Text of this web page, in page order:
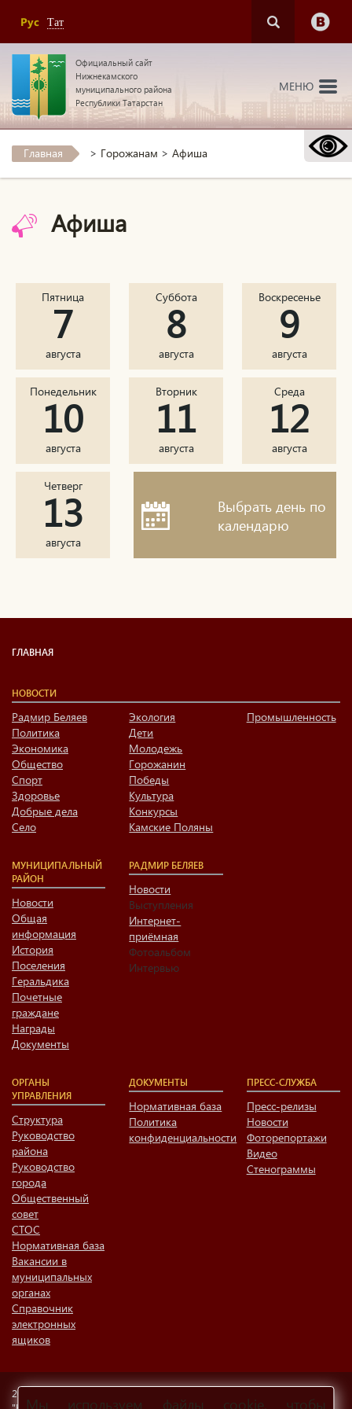
Рус Тат
Официальный сайт
Нижнекамского
муниципального района
Республики Татарстан
МЕНЮ
Главная > Горожанам > Афиша
Афиша
Пятница
7
августа
Суббота
8
августа
Воскресенье
9
августа
Понедельник
10
августа
Вторник
11
августа
Среда
12
августа
Четверг
13
августа
Выбрать день по
календарю
ГЛАВНАЯ
НОВОСТИ
Радмир Беляев
Политика
Экономика
Общество
Спорт
Здоровье
Добрые дела
Село
Экология
Дети
Молодежь
Горожанин
Победы
Культура
Конкурсы
Камские Поляны
Промышленность
МУНИЦИПАЛЬНЫЙ
РАЙОН
Новости
Общая
информация
История
Поселения
Геральдика
Почетные
граждане
Награды
Документы
РАДМИР БЕЛЯЕВ
Новости
Выступления
Интернет-
приёмная
Фотоальбом
Интервью
ОРГАНЫ
УПРАВЛЕНИЯ
Структура
Руководство
района
Руководство
города
Общественный
совет
СТОС
Нормативная база
Вакансии в
муниципальных
органах
Справочник
электронных
ящиков
ДОКУМЕНТЫ
Нормативная база
Политика
конфиденциальности
ПРЕСС-СЛУЖБА
Пресс-релизы
Новости
Фоторепортажи
Видео
Стенограммы
2026 ОФИЦИАЛЬНЫЙ САЙТ МУНИЦИПАЛЬНОГО ОБРАЗОВАНИЯ
Мы используем файлы cookie, чтобы